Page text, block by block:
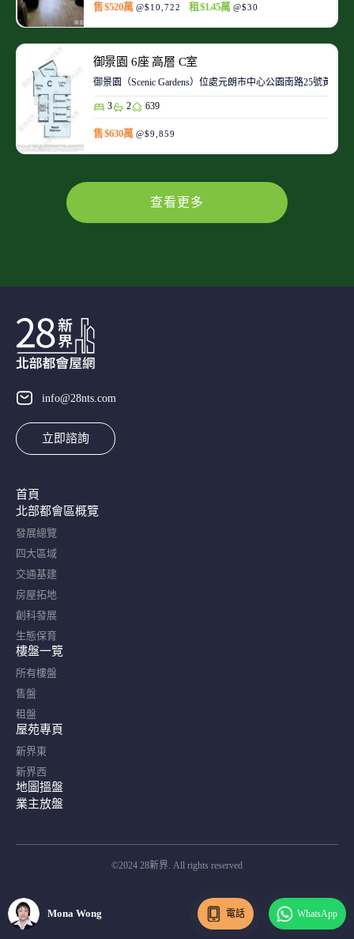
售 $520萬 @$10,722 租 $1.45萬 @$30
御景園 6座 高層 C室
御景園（Scenic Gardens）位處元朗市中心公園南路25號黃
3 2 639
售 $630萬 @$9,859
查看更多
info@28nts.com
立即諮詢
首頁
北部都會區概覽​
發展總覽
四大區域
交通基建
房屋拓地
創科發展
生態保育
樓盤一覽
所有樓盤
售盤
租盤
屋苑專頁
新界東
新界西
地圖搵盤
業主放盤
©2024 28新界. All rights reserved
Mona Wong
Mona Wong 電話 WhatsApp